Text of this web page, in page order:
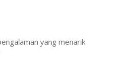
yang menarik